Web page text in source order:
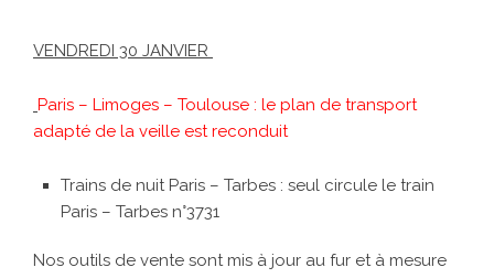
VENDREDI 30 JANVIER
Paris – Limoges – Toulouse : le plan de transport
adapté de la veille est reconduit
Trains de nuit Paris – Tarbes : seul circule le train
Paris – Tarbes n°3731
Nos outils de vente sont mis à jour au fur et à mesure